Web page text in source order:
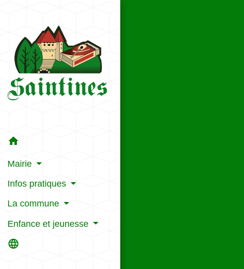
home
Mairie
Infos pratiques
La commune
Enfance et jeunesse
language